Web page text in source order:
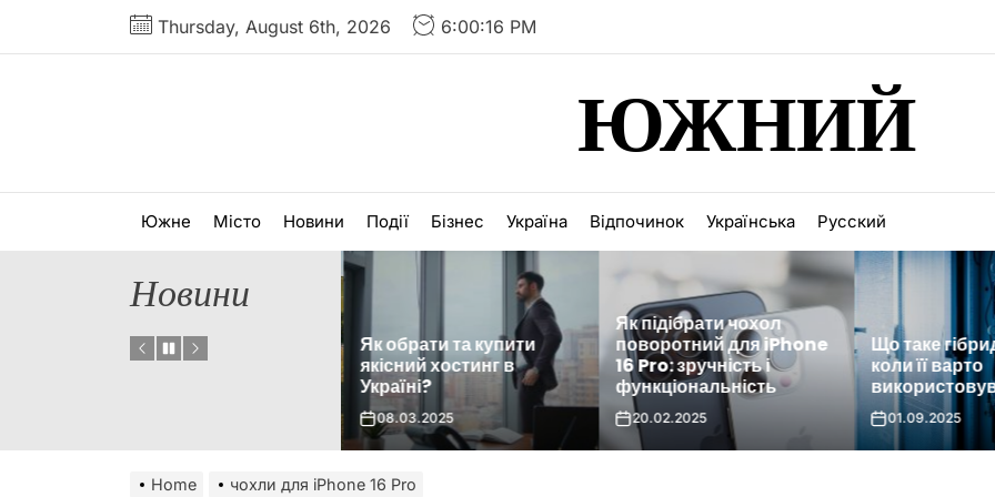
Thursday, August 6th, 2026 6:00:17 PM
ЮЖНИЙ
Южне Місто Новини Події Бізнес Україна Відпочинок Українська Русский
Новини
Вибір літніх шин під
Як обрати та купити
якісний хостинг в
Україні?
08.03.2025
Як підібрати чохол
поворотний для iPhone
16 Pro: зручність і
функціональність
20.02.2025
Що таке
коли її варто
01.09.2025
Home чохли для iPhone 16 Pro